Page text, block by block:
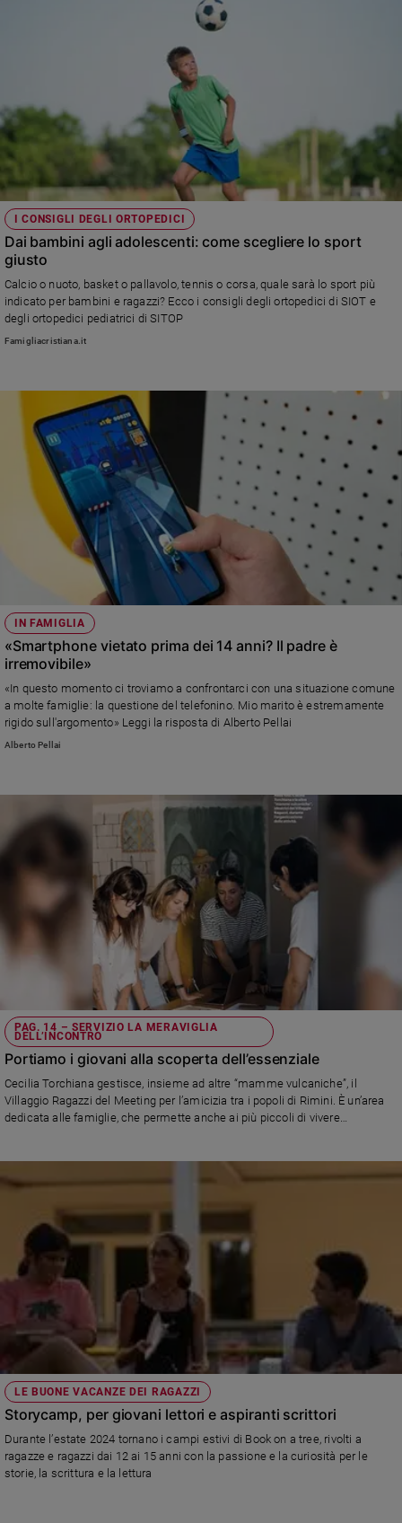
I CONSIGLI DEGLI ORTOPEDICI
Dai bambini agli adolescenti: come scegliere lo sport
giusto
Calcio o nuoto, basket o pallavolo, tennis o corsa, quale sarà lo sport più
indicato per bambini e ragazzi? Ecco i consigli degli ortopedici di SIOT e
degli ortopedici pediatrici di SITOP
Famigliacristiana.it
IN FAMIGLIA
«Smartphone vietato prima dei 14 anni? Il padre è
irremovibile»
«In questo momento ci troviamo a confrontarci con una situazione comune
a molte famiglie: la questione del telefonino. Mio marito è estremamente
rigido sull'argomento» Leggi la risposta di Alberto Pellai
Alberto Pellai
PAG. 14 – SERVIZIO LA MERAVIGLIA
DELL’INCONTRO
Portiamo i giovani alla scoperta dell’essenziale
Cecilia Torchiana gestisce, insieme ad altre “mamme vulcaniche”, il
Villaggio Ragazzi del Meeting per l’amicizia tra i popoli di Rimini. È un’area
dedicata alle famiglie, che permette anche ai più piccoli di vivere
LE BUONE VACANZE DEI RAGAZZI
Storycamp, per giovani lettori e aspiranti scrittori
Durante l’estate 2024 tornano i campi estivi di Book on a tree, rivolti a
ragazze e ragazzi dai 12 ai 15 anni con la passione e la curiosità per le
storie, la scrittura e la lettura